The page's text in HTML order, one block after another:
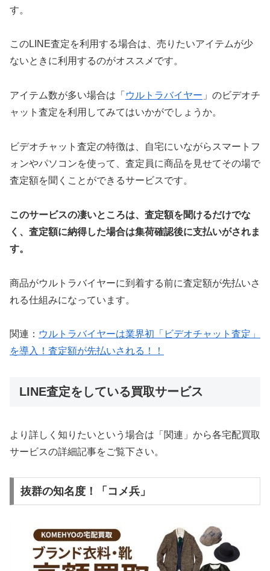
す。
このLINE査定を利用する場合は、売りたいアイテムが少
ないときに利用するのがオススメです。
アイテム数が多い場合は「 ウルトラバイヤー 」のビデオチ
ャット査定を利用してみてはいかがでしょうか。
ビデオチャット査定の特徴は、自宅にいながらスマートフ
ォンやパソコンを使って、査定員に商品を見せてその場で
査定額を聞くことができるサービスです。
このサービスの凄いところは、査定額を聞けるだけでな
く、査定額に納得した場合は集荷確認後に支払いがされま
す。
商品がウルトラバイヤーに到着する前に査定額が先払いさ
れる仕組みになっています。
関連： ウルトラバイヤーは業界初「ビデオチャット査定」
を導入！査定額が先払いされる！！
LINE査定をしている買取サービス
より詳しく知りたいという場合は「関連」から各宅配買取
サービスの詳細記事をご覧下さい。
抜群の知名度！「コメ兵」